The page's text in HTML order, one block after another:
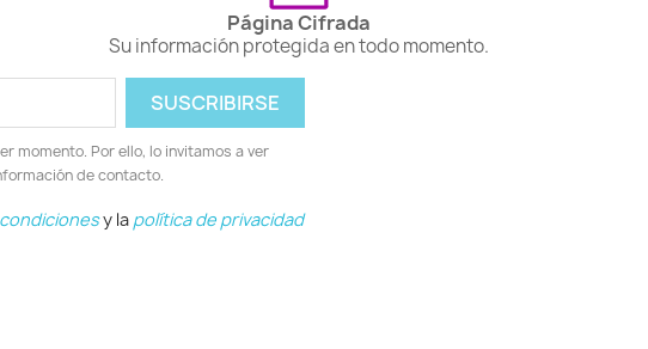
Página Cifrada
Su información protegida en todo momento.
momento. Por ello, lo invitamos a ver
de contacto.
y la política de privacidad